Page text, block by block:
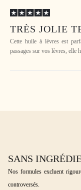
TRÈS JOLIE
Cette huile à lèvres est
passages sur vos lèvres, elle
SANS
Nos formules excluent
controversés.